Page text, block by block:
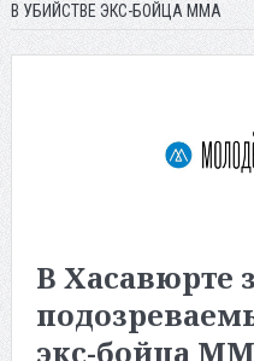
В УБИЙСТВЕ ЭКС-БОЙЦА ММА
В Хасавюрте
экс-бойца